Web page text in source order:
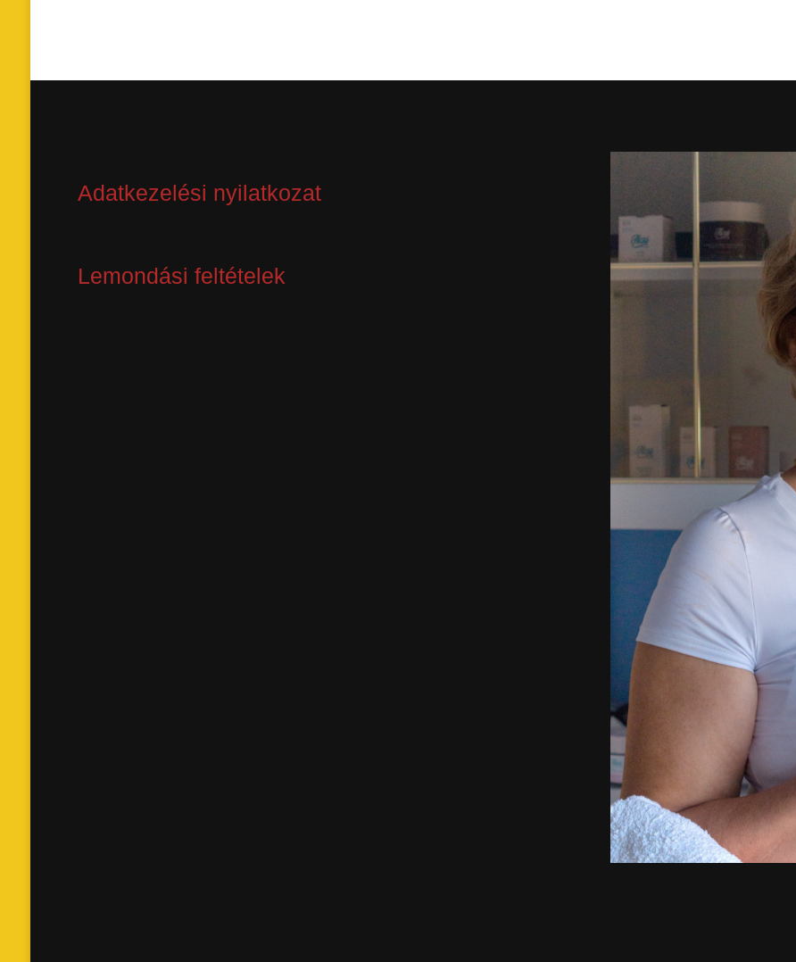
Adatkezelési nyilatkozat
Lemondási feltételek